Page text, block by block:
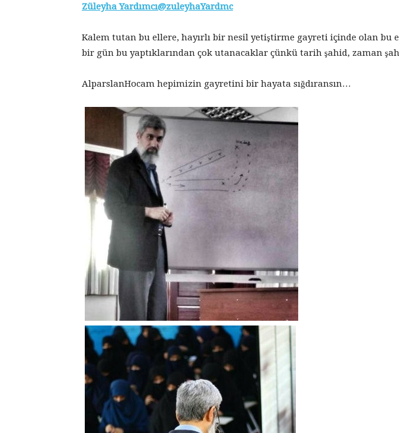
Züleyha Yardımcı@zuleyhaYardmc
Kalem tutan bu ellere, hayırlı bir nesil yetiştirme gayreti içinde olan bu
bir gün bu yaptıklarından çok utanacaklar çünkü tarih şahid, zaman
AlparslanHocam hepimizin gayretini bir hayata sığdıransın…